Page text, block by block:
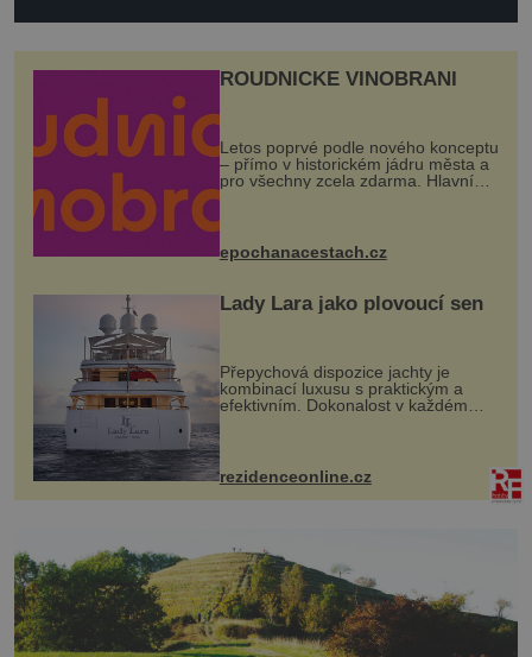
ROUDNICKÉ VINOBRANÍ
Letos poprvé podle nového konceptu
– přímo v historickém jádru města a
pro všechny zcela zdarma. Hlavní
program se odehraje na Karlově a
mohou těšit na víno, burčák, pes...
epochanacestach.cz
Lady Lara jako plovoucí sen
Přepychová dispozice jachty je
kombinací luxusu s praktickým a
efektivním. Dokonalost v každém
detailu představuje značka Fendi
Casa, kterou byly vybaveny její
paluby. Monacký přístav nabízí
každoročn...
rezidenceonline.cz